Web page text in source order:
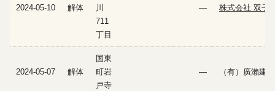
2024-05-10 解体
川
711
丁目
— 株式会社 双子
2024-05-07 解体
国東
町岩
戸寺
— （有）廣瀨建設